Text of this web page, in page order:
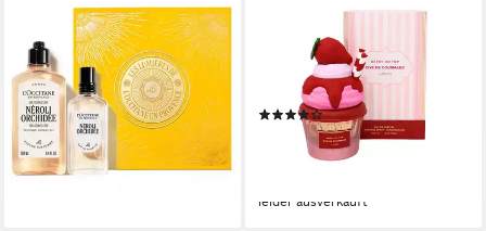
Eau de Toilette Norli Orchid
Eau de Toilette Etui, +
Geschenk
ab 88,28 €
(1.765,60 €/ 1 l)
lieferbar in 3 Wochen
Eau de Parfum Berry On Top
Give Me Gourmand,
Glasflakon, Parfüm EDP,
Unisex Duft
(4)
ab 33,79 € UVP54,99 €
(45,05 €/ 100 ml)
leider ausverkauft